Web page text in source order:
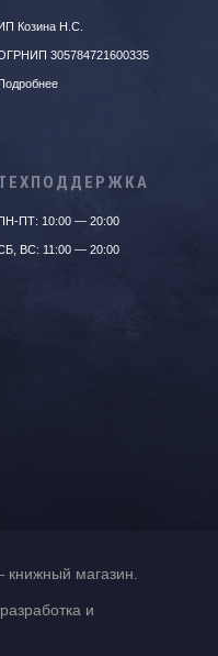
Козина Н.С.
305784721600335
ПТ: 10:00 — 20:00
ВС: 11:00 — 20:00
магазин.
и